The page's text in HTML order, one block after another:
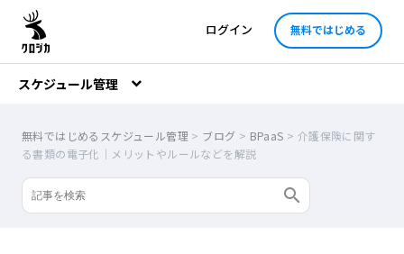
ログイン 無料ではじめる
スケジュール管理
無料ではじめるスケジュール管理 > ブログ > BPaaS > 介護保険に関す
る書類の電子化｜メリットやルールなどを解説